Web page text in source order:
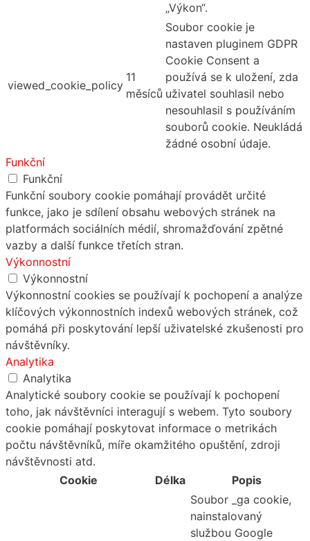
„Výkon“.
viewed_cookie_policy
11
měsíců
Soubor cookie je
nastaven pluginem GDPR
Cookie Consent a
používá se k uložení, zda
uživatel souhlasil nebo
nesouhlasil s používáním
souborů cookie. Neukládá
žádné osobní údaje.
Funkční
Funkční
Funkční soubory cookie pomáhají provádět určité
funkce, jako je sdílení obsahu webových stránek na
platformách sociálních médií, shromažďování zpětné
vazby a další funkce třetích stran.
Výkonnostní
Výkonnostní
Výkonnostní cookies se používají k pochopení a analýze
klíčových výkonnostních indexů webových stránek, což
pomáhá při poskytování lepší uživatelské zkušenosti pro
návštěvníky.
Analytika
Analytika
Analytické soubory cookie se používají k pochopení
toho, jak návštěvníci interagují s webem. Tyto soubory
cookie pomáhají poskytovat informace o metrikách
počtu návštěvníků, míře okamžitého opuštění, zdroji
návštěvnosti atd.
Cookie
Délka Popis
Soubor _ga cookie,
nainstalovaný
službou Google